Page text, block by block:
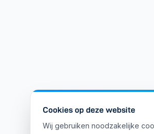
Cookies op deze website
Wij gebruiken noodzakelijke